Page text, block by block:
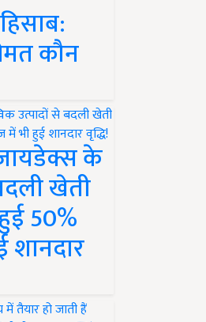
कौन
के
खेती
50%